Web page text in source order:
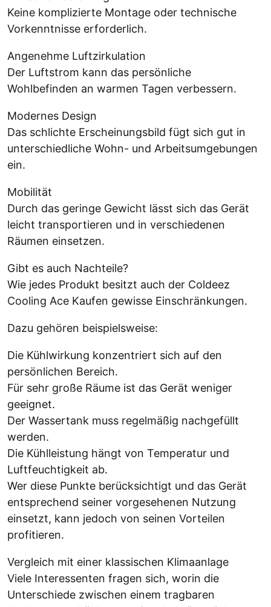
Keine komplizierte Montage oder technische
Vorkenntnisse erforderlich.
Angenehme Luftzirkulation
Der Luftstrom kann das persönliche
Wohlbefinden an warmen Tagen verbessern.
Modernes Design
Das schlichte Erscheinungsbild fügt sich gut in
unterschiedliche Wohn- und Arbeitsumgebungen
ein.
Mobilität
Durch das geringe Gewicht lässt sich das Gerät
leicht transportieren und in verschiedenen
Räumen einsetzen.
Gibt es auch Nachteile?
Wie jedes Produkt besitzt auch der Coldeez
Cooling Ace Kaufen gewisse Einschränkungen.
Dazu gehören beispielsweise:
Die Kühlwirkung konzentriert sich auf den
persönlichen Bereich.
Für sehr große Räume ist das Gerät weniger
geeignet.
Der Wassertank muss regelmäßig nachgefüllt
werden.
Die Kühlleistung hängt von Temperatur und
Luftfeuchtigkeit ab.
Wer diese Punkte berücksichtigt und das Gerät
entsprechend seiner vorgesehenen Nutzung
einsetzt, kann jedoch von seinen Vorteilen
profitieren.
Vergleich mit einer klassischen Klimaanlage
Viele Interessenten fragen sich, worin die
Unterschiede zwischen einem tragbaren